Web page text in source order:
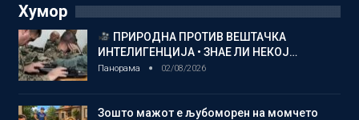
Хумор
ПРИРОДНА ПРОТИВ ВЕШТАЧКА
ИНТЕЛИГЕНЦИЈА • ЗНАЕ ЛИ НЕКОЈ…
Панорама 02/08/2026
Зошто мажот е љубоморен на момчето